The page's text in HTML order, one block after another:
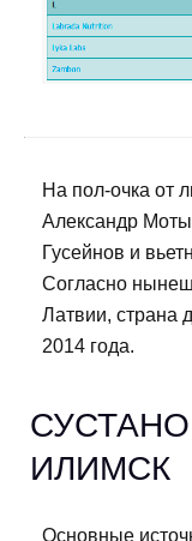
На пол-очка от
Александр
Гусейнов и
Согласно
Латвии, страна
2014 года.
ИЛИМСК
Основные